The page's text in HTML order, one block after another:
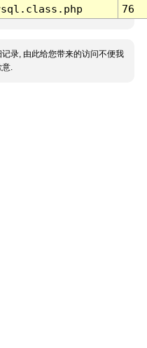
76
录, 由此给您带来的访问不便我
意.